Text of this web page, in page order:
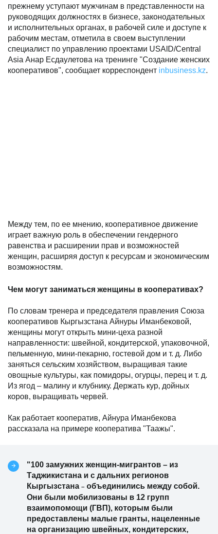
прежнему уступают мужчинам в представленности на
руководящих должностях в бизнесе, законодательных
и исполнительных органах, в рабочей силе и доступе к
рабочим местам, отметила в своем выступлении
специалист по управлению проектами USAID/Central
Asia Анар Есдаулетова на тренинге "Создание женских
кооперативов", сообщает корреспондент inbusiness.kz.
Между тем, по ее мнению, кооперативное движение
играет важную роль в обеспечении гендерного
равенства и расширении прав и возможностей
женщин, расширяя доступ к ресурсам и экономическим
возможностям.
Чем могут заниматься женщины в кооперативах?
По словам тренера и председателя правления Союза
кооперативов Кыргызстана Айнуры Иманбековой,
женщины могут открыть мини-цеха разной
направленности: швейной, кондитерской, упаковочной,
пельменную, мини-пекарню, гостевой дом и т. д. Либо
заняться сельским хозяйством, выращивая такие
овощные культуры, как помидоры, огурцы, перец и т. д.
Из ягод – малину и клубнику. Держать кур, дойных
коров, выращивать червей.
Как работает кооператив, Айнура Иманбекова
рассказала на примере кооператива "Таажы".
"100 замужних женщин-мигрантов – из
Таджикистана и с дальних регионов
Кыргызстана – объединились между собой.
Они были мобилизованы в 12 групп
взаимопомощи (ГВП), которым были
предоставлены малые гранты, нацеленные
на организацию швейных, кондитерских,